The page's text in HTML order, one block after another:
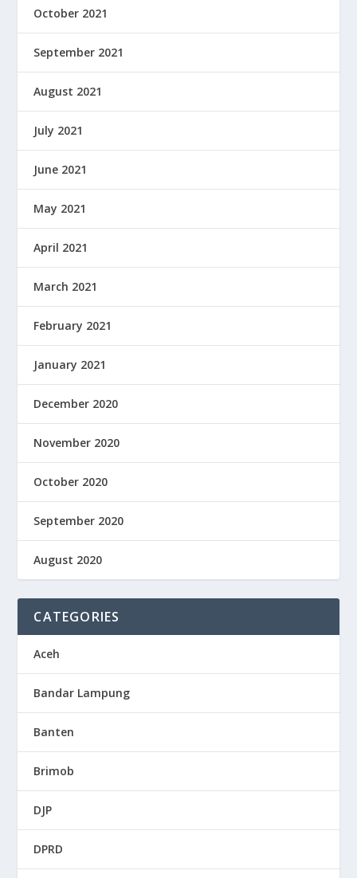
October 2021
September 2021
August 2021
July 2021
June 2021
May 2021
April 2021
March 2021
February 2021
January 2021
December 2020
November 2020
October 2020
September 2020
August 2020
CATEGORIES
Aceh
Bandar Lampung
Banten
Brimob
DJP
DPRD